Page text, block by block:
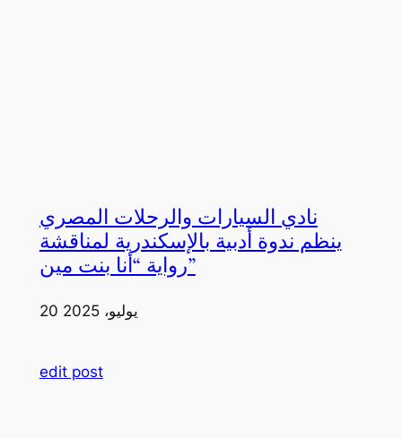
نادي السيارات والرحلات المصري
ينظم ندوة أدبية بالإسكندرية لمناقشة
رواية “أنا بنت مين”
20 يوليو، 2025
edit post